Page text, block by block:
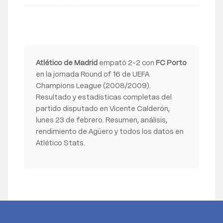
Atlético de Madrid empató 2-2 con FC Porto
en la jornada Round of 16 de UEFA
Champions League (2008/2009).
Resultado y estadísticas completas del
partido disputado en Vicente Calderón,
lunes 23 de febrero. Resumen, análisis,
rendimiento de Agüero y todos los datos en
Atlético Stats.